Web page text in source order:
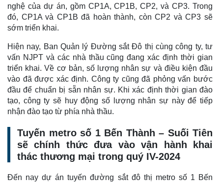
nghệ của dự án, gồm CP1A, CP1B, CP2, và CP3. Trong
đó, CP1A và CP1B đã hoàn thành, còn CP2 và CP3 sẽ
sớm triển khai.
Hiện nay, Ban Quản lý Đường sắt Đô thị cùng công ty, tư
vấn NJPT và các nhà thầu cũng đang xác định thời gian
triển khai. Về cơ bản, số lượng nhân sự và điều kiện đầu
vào đã được xác định. Công ty cũng đã phỏng vấn bước
đầu để chuẩn bị sẵn nhân sự. Khi xác định thời gian đào
tạo, công ty sẽ huy động số lượng nhân sự này để tiếp
nhận đào tạo từ phía nhà thầu.
Tuyến metro số 1 Bến Thành – Suối Tiên
sẽ chính thức đưa vào vận hành khai
thác thương mại trong quý IV-2024
Đến nay dự án tuyến đường sắt đô thị metro số 1 Bến